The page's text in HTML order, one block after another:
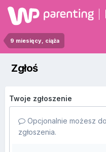
9 miesięcy, ciąża
Zgłoś
Twoje zgłoszenie
Opcjonalnie możesz
zgłoszenia.